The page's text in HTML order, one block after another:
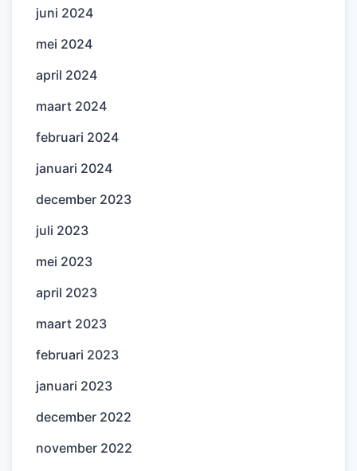
juni 2024
mei 2024
april 2024
maart 2024
februari 2024
januari 2024
december 2023
juli 2023
mei 2023
april 2023
maart 2023
februari 2023
januari 2023
december 2022
november 2022